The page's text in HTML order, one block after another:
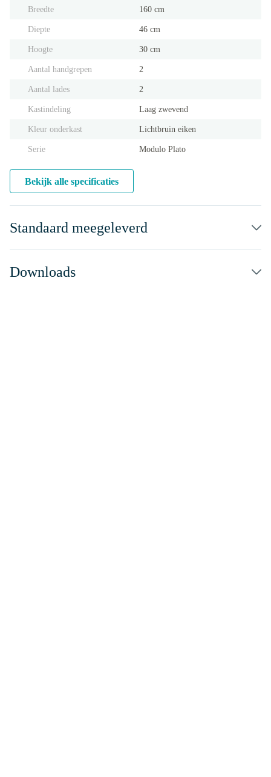
Breedte 160 cm
Diepte 46 cm
Hoogte 30 cm
Aantal handgrepen 2
Aantal lades 2
Kastindeling Laag zwevend
Kleur onderkast Lichtbruin eiken
Serie Modulo Plato
Bekijk alle specificaties
Standaard meegeleverd
Downloads